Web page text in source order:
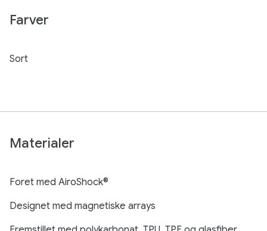
Farver
Sort
Materialer
Foret med AiroShock®
Designet med magnetiske arrays